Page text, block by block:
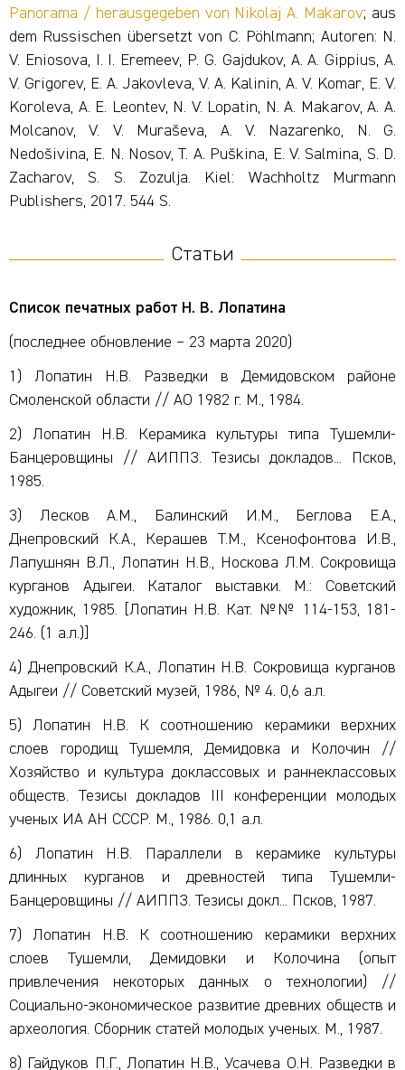
Panorama / herausgegeben von Nikolaj A. Makarov; aus
dem Russischen übersetzt von C. Pöhlmann; Autoren: N.
V. Eniosova, I. I. Eremeev, P. G. Gajdukov, A. A. Gippius, A.
V. Grigorev, E. A. Jakovleva, V. A. Kalinin, A. V. Komar, E. V.
Koroleva, A. E. Leontev, N. V. Lopatin, N. A. Makarov, A. A.
Molcanov, V. V. Muraševa, A. V. Nazarenko, N. G.
Nedošivina, E. N. Nosov, T. A. Puškina, E. V. Salmina, S. D.
Zacharov, S. S. Zozulja. Kiel: Wachholtz Murmann
Publishers, 2017. 544 S.
Статьи
Список печатных работ Н. В. Лопатина
(последнее обновление – 23 марта 2020)
1) Лопатин Н.В. Разведки в Демидовском районе
Смоленской области // АО 1982 г. М., 1984.
2) Лопатин Н.В. Керамика культуры типа Тушемли-
Банцеровщины // АИППЗ. Тезисы докладов... Псков,
1985.
3) Лесков А.М., Балинский И.М., Беглова Е.А.,
Днепровский К.А., Керашев Т.М., Ксенофонтова И.В.,
Лапушнян В.Л., Лопатин Н.В., Носкова Л.М. Сокровища
курганов Адыгеи. Каталог выставки. М.: Советский
художник, 1985. [Лопатин Н.В. Кат. №№ 114-153, 181-
246. (1 а.л.)]
4) Днепровский К.А., Лопатин Н.В. Сокровища курганов
Адыгеи // Советский музей, 1986, № 4. 0,6 а.л.
5) Лопатин Н.В. К соотношению керамики верхних
слоев городищ Тушемля, Демидовка и Колочин //
Хозяйство и культура доклассовых и раннеклассовых
обществ. Тезисы докладов III конференции молодых
ученых ИА АН СССР. М., 1986. 0,1 а.л.
6) Лопатин Н.В. Параллели в керамике культуры
длинных курганов и древностей типа Тушемли-
Банцеровщины // АИППЗ. Тезисы докл... Псков, 1987.
7) Лопатин Н.В. К соотношению керамики верхних
слоев Тушемли, Демидовки и Колочина (опыт
привлечения некоторых данных о технологии) //
Социально-экономическое развитие древних обществ и
археология. Сборник статей молодых ученых. М., 1987.
8) Гайдуков П.Г., Лопатин Н.В., Усачева О.Н. Разведки в